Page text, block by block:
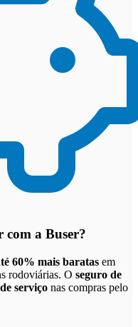
com a Buser?
60% mais baratas em
rodoviárias. O seguro de
serviço nas compras pelo